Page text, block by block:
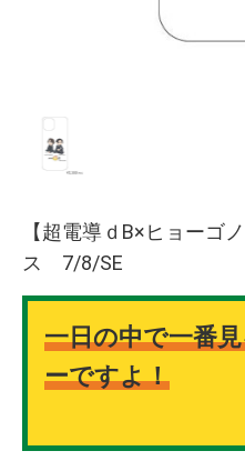
【超電導ｄB×ヒョーゴ
ス 7/8/SE
一日の中で一番
ーですよ！